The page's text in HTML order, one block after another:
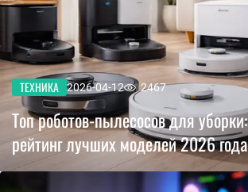
ТЕХНИКА 2026-04-12 2467
Топ роботов-пылесосов для уборки:
рейтинг лучших моделей 2026 года